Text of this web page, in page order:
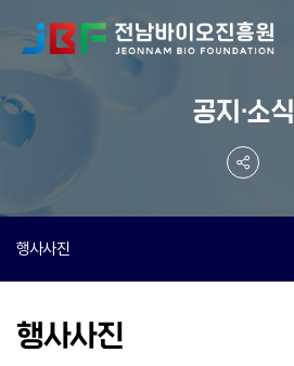
공지·소식
행사사진
행사사진